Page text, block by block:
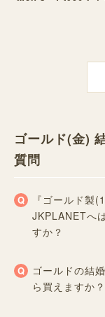
ゴールド(金)
質問
『ゴールド製
JKPLANETへ
すか？
ゴールドの結
ら買えますか？